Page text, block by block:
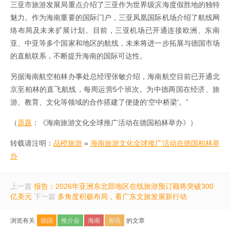
三亚市旅游发展局重点介绍了三亚作为世界级滨海度假胜地的独特
魅力。作为海南重要的国际门户，三亚凤凰国际机场介绍了航线网
络布局及未来扩展计划。目前，三亚机场已开通连接欧洲、东南
亚、中亚等多个国家和地区的航线，未来将进一步拓展与德国市场
的直航联系，不断提升海南的国际可达性。
另据海南航空柏林办事处总经理张敏介绍，海南航空目前已开通北
京至柏林的直飞航线，每周运营5个班次。为中德两国在经济、旅
游、教育、文化等领域的合作搭建了便捷的‘空中桥梁’。”
（原题 ：《海南旅游文化全球推广活动在德国柏林举办》）
转载请注明： 品橙旅游 » 海南旅游文化全球推广活动在德国柏林举
办
上一篇 报告：2026年亚洲东北部地区在线旅游预订额将突破300
亿美元 下一篇 多角度积极布局，看广东文旅发展新行动
浏览有关 德国 推介会 海南 资讯 的文章